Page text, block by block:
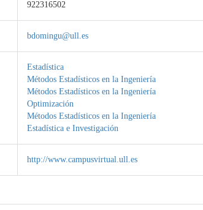
922316502
bdomingu@ull.es
Estadística
Métodos Estadísticos en la Ingeniería
Métodos Estadísticos en la Ingeniería
Optimización
Métodos Estadísticos en la Ingeniería
Estadística e Investigación
http://www.campusvirtual.ull.es